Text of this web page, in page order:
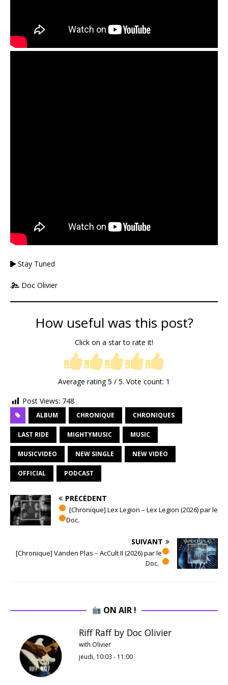
Stay Tuned
Doc Olivier
How useful was this post?
Click on a star to rate it!
Average rating5 / 5. Vote count: 1
Post Views: 748
ALBUM CHRONIQUE CHRONIQUES
LAST RIDE MIGHTYMUSIC MUSIC
MUSICVIDEO NEW SINGLE NEW VIDEO
OFFICIAL PODCAST
PRÉCÉDENT
[Chronique] Lex Legion – Lex Legion (2026) par le
Doc.
SUIVANT
[Chronique] Vanden Plas – AcCult II (2026) par le
Doc.
ON AIR !
Riff Raff by Doc Olivier
with Olivier
jeudi, 10:03 - 11:00